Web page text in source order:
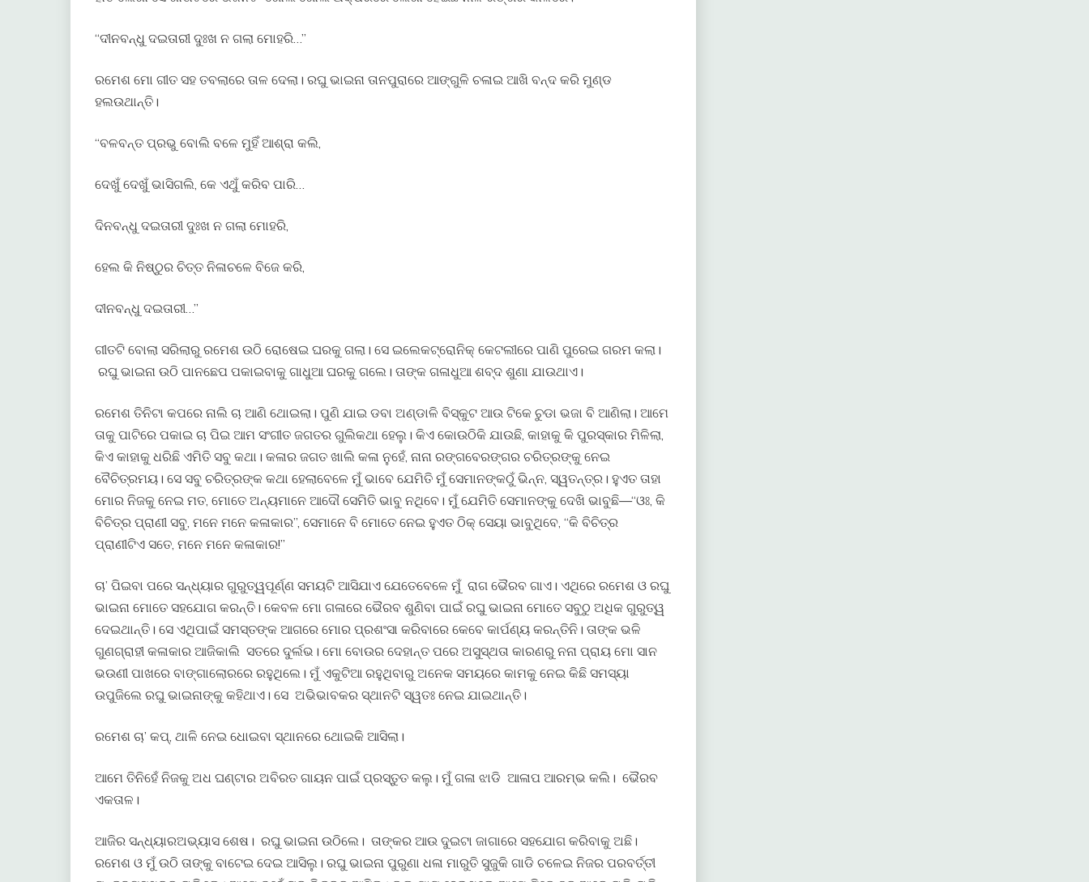
“ଦୀନବନ୍ଧୁ ଦଇତାରୀ ଦୁଃଖ ନ ଗଲା ମୋହରି…”
ରମେଶ ମୋ ଗୀତ ସହ ତବଲାରେ ତାଳ ଦେଲା। ରଘୁ ଭାଇନା ତାନପୁରାରେ ଆଙ୍ଗୁଳି ଚଳାଇ ଆଖି ବନ୍ଦ କରି ମୁଣ୍ଡ
ହଲଉଥାନ୍ତି।
“ବଳବନ୍ତ ପ୍ରଭୁ ବୋଲି ବଳେ ମୁହିଁ ଆଶ୍ରା କଲି,
ଦେଖୁଁ ଦେଖୁଁ ଭାସିଗଲି, କେ ଏଥୁଁ କରିବ ପାରି…
ଦିନବନ୍ଧୁ ଦଇତାରୀ ଦୁଃଖ ନ ଗଲା ମୋହରି,
ହେଲ କି ନିଷ୍ଠୁର ଚିତ୍ତ ନିଳାଚଳେ ବିଜେ କରି,
ଦୀନବନ୍ଧୁ ଦଇତାରୀ…”
ଗୀତଟି ବୋଲା ସରିଲାରୁ ରମେଶ ଉଠି ରୋଷେଇ ଘରକୁ ଗଲା। ସେ ଇଲେକଟ୍ରୋନିକ୍ କେଟଲୀରେ ପାଣି ପୁରେଇ ଗରମ କଲା।
ରଘୁ ଭାଇନା ଉଠି ପାନଛେପ ପକାଇବାକୁ ଗାଧୁଆ ଘରକୁ ଗଲେ। ତାଙ୍କ ଗଳାଧୁଆ ଶବ୍ଦ ଶୁଣା ଯାଉଥାଏ।
ରମେଶ ତିନିଟା କପରେ ନାଲି ଚା ଆଣି ଥୋଇଲା। ପୁଣି ଯାଇ ଡବା ଅଣ୍ଡାଳି ବିସ୍କୁଟ ଆଉ ଟିକେ ଚୁଡା ଭଜା ବି ଆଣିଲା। ଆମେ
ତାକୁ ପାଟିରେ ପକାଇ ଚା ପିଇ ଆମ ସଂଗୀତ ଜଗତର ଗୁଲିକଥା ହେଲୁ। କିଏ କୋଉଠିକି ଯାଉଛି, କାହାକୁ କି ପୁରସ୍କାର ମିଳିଲା,
କିଏ କାହାକୁ ଧରିଛି ଏମିତି ସବୁ କଥା। କଳାର ଜଗତ ଖାଲି କଳା ନୁହେଁ, ନାନା ରଙ୍ଗବେରଙ୍ଗର ଚରିତ୍ରଙ୍କୁ ନେଇ
ବୈଚିତ୍ରମୟ। ସେ ସବୁ ଚରିତ୍ରଙ୍କ କଥା ହେଲାବେଳେ ମୁଁ ଭାବେ ଯେମିତି ମୁଁ ସେମାନଙ୍କଠୁଁ ଭିନ୍ନ, ସ୍ୱତନ୍ତ୍ର। ହୁଏତ ତାହା
ମୋର ନିଜକୁ ନେଇ ମତ, ମୋତେ ଅନ୍ୟମାନେ ଆଦୌ ସେମିତି ଭାବୁ ନଥିବେ। ମୁଁ ଯେମିତି ସେମାନଙ୍କୁ ଦେଖି ଭାବୁଛି—“ଓଃ, କି
ବିଚିତ୍ର ପ୍ରାଣୀ ସବୁ, ମନେ ମନେ କଳାକାର”, ସେମାନେ ବି ମୋତେ ନେଇ ହୁଏତ ଠିକ୍ ସେୟା ଭାବୁଥିବେ, “କି ବିଚିତ୍ର
ପ୍ରାଣୀଟିଏ ସତେ, ମନେ ମନେ କଳାକାର!”
ଚା’ ପିଇବା ପରେ ସନ୍ଧ୍ୟାର ଗୁରୁତ୍ୱପୂର୍ଣ୍ଣ ସମୟଟି ଆସିଯାଏ ଯେତେବେଳେ ମୁଁ ରାଗ ଭୈରବ ଗାଏ। ଏଥିରେ ରମେଶ ଓ ରଘୁ
ଭାଇନା ମୋତେ ସହଯୋଗ କରନ୍ତି। କେବଳ ମୋ ଗଳାରେ ଭୈରବ ଶୁଣିବା ପାଇଁ ରଘୁ ଭାଇନା ମୋତେ ସବୁଠୁ ଅଧିକ ଗୁରୁତ୍ୱ
ଦେଇଥାନ୍ତି। ସେ ଏଥିପାଇଁ ସମସ୍ତଙ୍କ ଆଗରେ ମୋର ପ୍ରଶଂସା କରିବାରେ କେବେ କାର୍ପଣ୍ୟ କରନ୍ତିନି। ତାଙ୍କ ଭଳି
ଗୁଣଗ୍ରାହୀ କଳାକାର ଆଜିକାଲି ସତରେ ଦୁର୍ଲଭ। ମୋ ବୋଉର ଦେହାନ୍ତ ପରେ ଅସୁସ୍ଥତା କାରଣରୁ ନନା ପ୍ରାୟ ମୋ ସାନ
ଭଉଣୀ ପାଖରେ ବାଙ୍ଗାଲୋରରେ ରହୁଥିଲେ। ମୁଁ ଏକୁଟିଆ ରହୁଥିବାରୁ ଅନେକ ସମୟରେ କାମକୁ ନେଇ କିଛି ସମସ୍ୟା
ଉପୁଜିଲେ ରଘୁ ଭାଇନାଙ୍କୁ କହିଥାଏ। ସେ ଅଭିଭାବକର ସ୍ଥାନଟି ସ୍ୱତଃ ନେଇ ଯାଇଥାନ୍ତି।
ରମେଶ ଚା’ କପ୍, ଥାଳି ନେଇ ଧୋଇବା ସ୍ଥାନରେ ଥୋଇକି ଆସିଲା।
ଆମେ ତିନିହେଁ ନିଜକୁ ଅଧ ଘଣ୍ଟାର ଅବିରତ ଗାୟନ ପାଇଁ ପ୍ରସ୍ତୁତ କଲୁ। ମୁଁ ଗଳା ଝାଡି ଆଳାପ ଆରମ୍ଭ କଲି। ଭୈରବ
ଏକତାଳ।
ଆଜିର ସନ୍ଧ୍ୟାରଅଭ୍ୟାସ ଶେଷ। ରଘୁ ଭାଇନା ଉଠିଲେ। ତାଙ୍କର ଆଉ ଦୁଇଟା ଜାଗାରେ ସହଯୋଗ କରିବାକୁ ଅଛି।
ରମେଶ ଓ ମୁଁ ଉଠି ତାଙ୍କୁ ବାଟେଇ ଦେଇ ଆସିଲୁ। ରଘୁ ଭାଇନା ପୁରୁଣା ଧଳା ମାରୁତି ସୁଜୁକି ଗାଡି ଚଳେଇ ନିଜର ପରବର୍ତ୍ତୀ